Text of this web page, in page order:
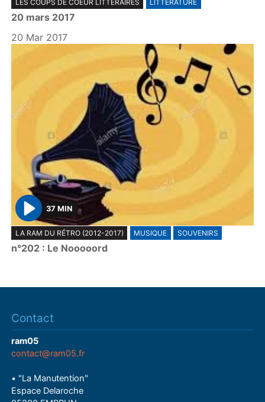
l
a
y
LES COUPS DE COEUR LITTÉRAIRES LITTÉRATURE
20 mars 2017
20 Mar 2017
P
l
a
37 MIN
LA RAM DU RÉTRO (2012-2017) MUSIQUE SOUVENIRS
n°202 : Le Nooooord
Contact
ram05
contact@ram05.fr
• "La Manutention"
Espace Delaroche